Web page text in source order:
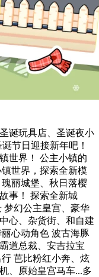
诞玩具店、圣诞夜小
节日迎接新年吧！
世界！ 公主小镇的
世界，探索全新模
丽城堡、秋日落樱
事！ 探索全新城
梦幻公主皇宫、豪华
心、杂货街、和自建
心动角色 波古海豚
道总裁、安吉拉宝
芭比粉红小奔、炫
、原始皇宫马车...多